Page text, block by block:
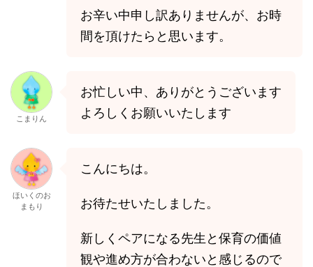
お辛い中申し訳ありませんが、お時
間を頂けたらと思います。
こまりん
お忙しい中、ありがとうございます
よろしくお願いいたします
ほいくのお
まもり
こんにちは。
お待たせいたしました。
新しくペアになる先生と保育の価値
観や進め方が合わないと感じるので